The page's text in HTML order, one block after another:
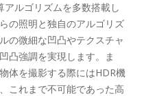
ルゴリズムを多数搭載し
の照明と独自のアルゴリズ
の微細な凹凸やテクスチャ
凸強調を実現します。ま
体を撮影する際にはHDR機
これまで不可能であった高